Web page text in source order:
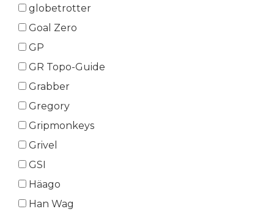
globetrotter
Goal Zero
GP
GR Topo-Guide
Grabber
Gregory
Gripmonkeys
Grivel
GSI
Häago
Han Wag